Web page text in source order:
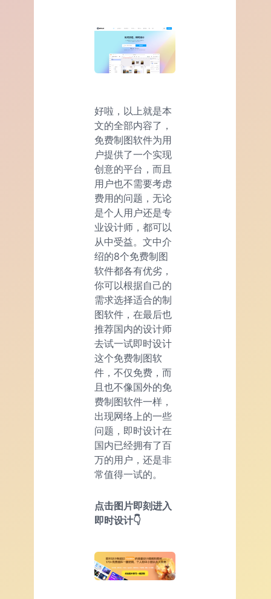
好啦，以上就是本
文的全部内容了，
免费制图软件为用
户提供了一个实现
创意的平台，而且
用户也不需要考虑
费用的问题，无论
是个人用户还是专
业设计师，都可以
从中受益。文中介
绍的8个免费制图
软件都各有优劣，
你可以根据自己的
需求选择适合的制
图软件，在最后也
推荐国内的设计师
去试一试即时设计
这个免费制图软
件，不仅免费，而
且也不像国外的免
费制图软件一样，
出现网络上的一些
问题，即时设计在
国内已经拥有了百
万的用户，还是非
常值得一试的。
点击图片即刻进入
即时设计👇